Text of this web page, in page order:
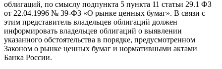
облигаций, по смыслу подпункта 5 пункта 11 статьи 29.1 ФЗ
от 22.04.1996 № 39-ФЗ «О рынке ценных бумаг». В связи с
этим представитель владельцев облигаций должен
информировать владельцев облигаций о выявлении
указанного обстоятельства в порядке, предусмотренном
Законом о рынке ценных бумаг и нормативными актами
Банка России.